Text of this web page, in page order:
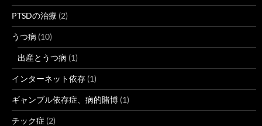
PTSDの治療 (2)
うつ病 (10)
出産とうつ病 (1)
インターネット依存 (1)
ギャンブル依存症、病的賭博 (1)
チック症 (2)